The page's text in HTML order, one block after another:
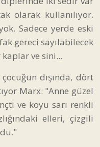
olarak kullanılıyor.
Sadece yerde eski
gereci sayılabilecek
ve sini...
dışında, dört
Marx: "Anne güzel
ve koyu sarı renkli
elleri, çizgili